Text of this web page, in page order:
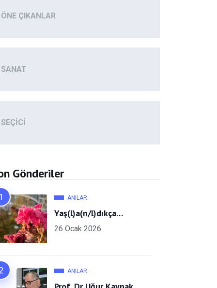
ÖNE ÇIKANLAR
SANAT
SEÇICI
Gönderiler
ANILAR
Yaş(l)a(n/l)dıkça…
26 Ocak 2026
ANILAR